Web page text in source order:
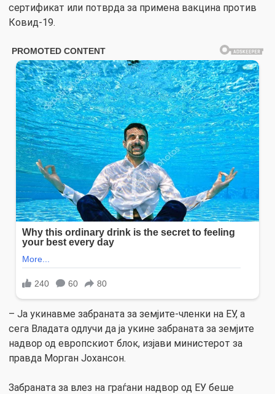
сертификат или потврда за примена вакцина против
Ковид-19.
– Ја укинавме забраната за земјите-членки на ЕУ, а
сега Владата одлучи да ја укине забраната за земјите
надвор од европскиот блок, изјави министерот за
правда Морган Јохансон.
Забраната за влез на граѓани надвор од ЕУ беше